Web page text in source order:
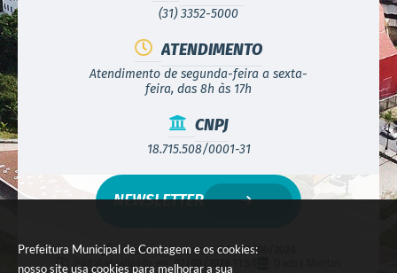
Prefeitura Municipal de Contagem e os cookies:
nosso site usa cookies para melhorar a sua
(31) 3352-5000
ATENDIMENTO
Atendimento de segunda-feira a sexta-
feira, das 8h às 17h
CNPJ
18.715.508/0001-31
Versão do Sistema:3.5.3 - 19/06/2026
Portal atualizado em:
07/08/2026 11:50
NEWSLETTER